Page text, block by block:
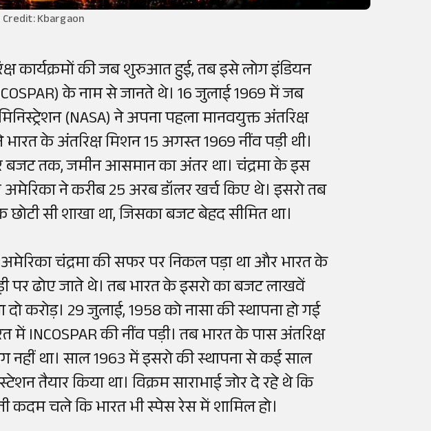
Credit: Kbargaon
कार्यक्रमों की जब शुरुआत हुई, तब इसे लोग इंडियन
के नाम से जानते थे। 16 जुलाई 1969 में जब
(NASA) ने अपना पहला मानवयुक्त अंतरिक्ष
के अंतरिक्ष मिशन 15 अगस्त 1969 नींव पड़ी थी।
तक, जमीन आसमान का अंतर था। चंद्रमा के इस
ने करीब 25 अरब डॉलर खर्च किए थे। इसरो तब
सी शाखा था, जिसका बजट बेहद सीमित था।
चंद्रमा की सफर पर निकल पड़ा था और भारत के
पर ढोए जाते थे। तब भारत के इसरो का बजट लाखवें
करोड़। 29 जुलाई, 1958 को नासा की स्थापना हो गई
में INCOSPAR की नींव पड़ी। तब भारत के पास अंतरिक्ष
नहीं था। साल 1963 में इसरो की स्थापना से कई साल
तैयार किया था। विक्रम साराभाई जोर दे रहे थे कि
कदम चले कि भारत भी स्पेस रेस में शामिल हो।